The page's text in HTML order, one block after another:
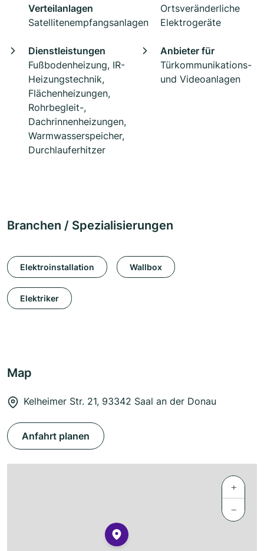
Verteilanlagen
Satellitenempfangsanlagen
Ortsveränderliche
Elektrogeräte
Dienstleistungen
Fußbodenheizung, IR-
Heizungstechnik,
Flächenheizungen,
Rohrbegleit-,
Dachrinnenheizungen,
Warmwasserspeicher,
Durchlauferhitzer
Anbieter für
Türkommunikations-
und Videoanlagen
Branchen / Spezialisierungen
Elektroinstallation Wallbox
Elektriker
Map
Kelheimer Str. 21, 93342 Saal an der Donau
Anfahrt planen
+
−